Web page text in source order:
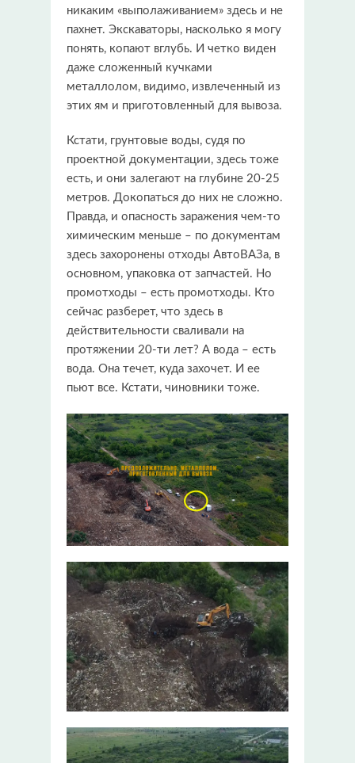
никаким «выполаживанием» здесь и не
пахнет. Экскаваторы, насколько я могу
понять, копают вглубь. И четко виден
даже сложенный кучками
металлолом, видимо, извлеченный из
этих ям и приготовленный для вывоза.
Кстати, грунтовые воды, судя по
проектной документации, здесь тоже
есть, и они залегают на глубине 20-25
метров. Докопаться до них не сложно.
Правда, и опасность заражения чем-то
химическим меньше – по документам
здесь захоронены отходы АвтоВАЗа, в
основном, упаковка от запчастей. Но
промотходы – есть промотходы. Кто
сейчас разберет, что здесь в
действительности сваливали на
протяжении 20-ти лет? А вода – есть
вода. Она течет, куда захочет. И ее
пьют все. Кстати, чиновники тоже.